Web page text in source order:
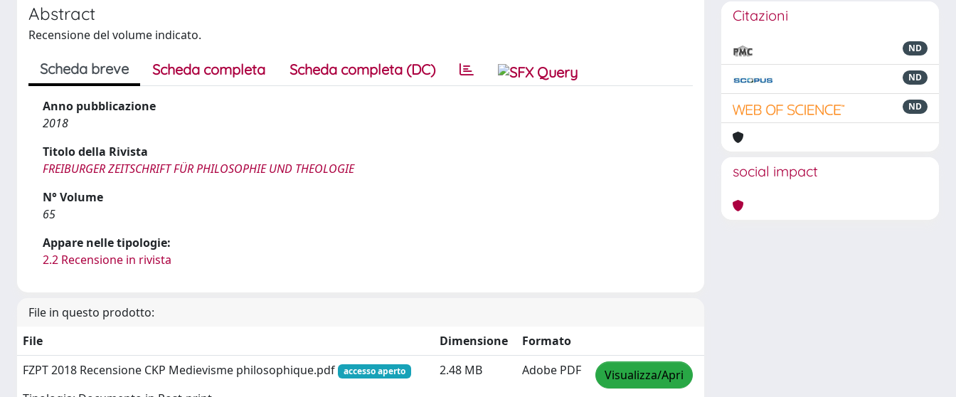
Abstract
Recensione del volume indicato.
Scheda breve Scheda completa Scheda completa (DC)
Anno pubblicazione
2018
Titolo della Rivista
FREIBURGER ZEITSCHRIFT FÜR PHILOSOPHIE UND THEOLOGIE
N° Volume
65
Appare nelle tipologie:
2.2 Recensione in rivista
File in questo prodotto:
File
Dimensione
Formato
FZPT 2018 Recensione CKP Medievisme philosophique.pdf
accesso aperto 2.48 MB Adobe PDF Visualizza/Apri
Citazioni
ND
ND
ND
social impact